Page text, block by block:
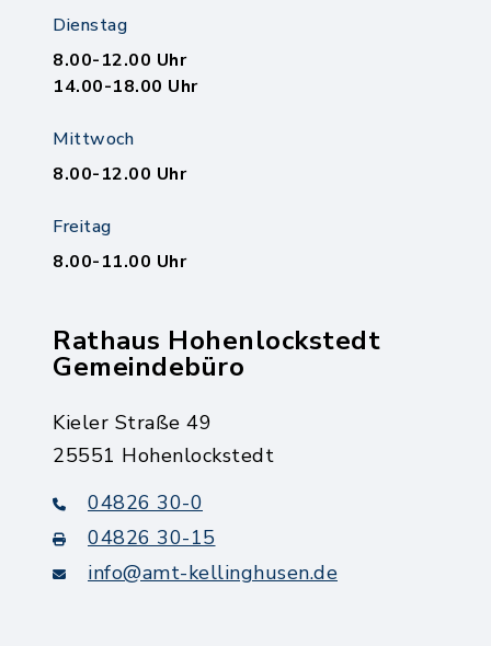
Dienstag
8.00-12.00 Uhr
14.00-18.00 Uhr
Mittwoch
8.00-12.00 Uhr
Freitag
8.00-11.00 Uhr
Rathaus Hohenlockstedt
Gemeindebüro
Kieler Straße 49
25551 Hohenlockstedt
04826 30-0
04826 30-15
info@amt-kellinghusen.de